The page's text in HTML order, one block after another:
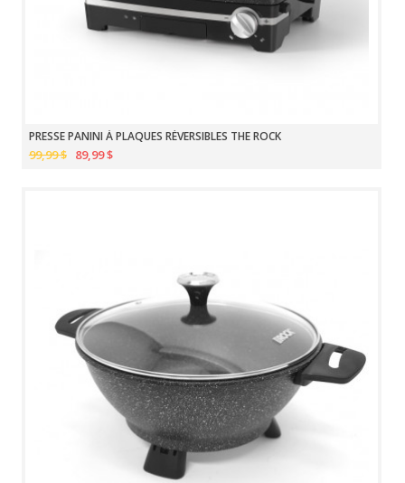
PRESSE PANINI À PLAQUES RÉVERSIBLES THE ROCK
99,99 $ 89,99 $